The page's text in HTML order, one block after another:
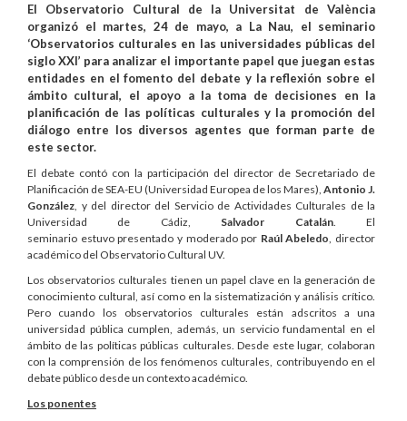
El Observatorio Cultural de la Universitat de València
organizó el martes, 24 de mayo, a La Nau, el seminario
‘Observatorios culturales en las universidades públicas del
siglo XXI’ para analizar el importante papel que juegan estas
entidades en el fomento del debate y la reflexión sobre el
ámbito cultural, el apoyo a la toma de decisiones en la
planificación de las políticas culturales y la promoción del
diálogo entre los diversos agentes que forman parte de
este sector.
El debate contó con la participación del director de Secretariado de
Planificación de SEA-EU (Universidad Europea de los Mares), Antonio J.
González, y del director del Servicio de Actividades Culturales de la
Universidad de Cádiz, Salvador Catalán. El
seminario estuvo presentado y moderado por Raúl Abeledo, director
académico del Observatorio Cultural UV.
Los observatorios culturales tienen un papel clave en la generación de
conocimiento cultural, así como en la sistematización y análisis crítico.
Pero cuando los observatorios culturales están adscritos a una
universidad pública cumplen, además, un servicio fundamental en el
ámbito de las políticas públicas culturales. Desde este lugar, colaboran
con la comprensión de los fenómenos culturales, contribuyendo en el
debate público desde un contexto académico.
Los ponentes